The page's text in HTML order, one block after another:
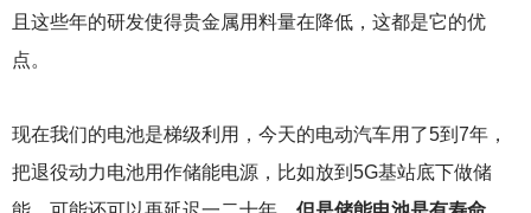
且这些年的研发使得贵金属用料量在降低，这都是它的优
点。
现在我们的电池是梯级利用，今天的电动汽车用了5到7年，
把退役动力电池用作储能电源，比如放到5G基站底下做储